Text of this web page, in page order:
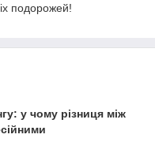
подорожей!
у чому різниця між